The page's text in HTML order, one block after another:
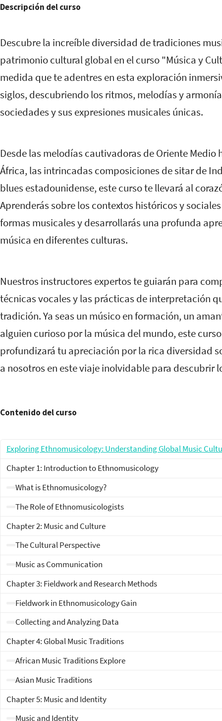
Descripción del curso
Descubre la increíble diversidad de tradiciones
patrimonio cultural global en el curso "Música y
medida que te adentres en esta exploración
siglos, descubriendo los ritmos, melodías y
sociedades y sus expresiones musicales únicas.
Desde las melodías cautivadoras de Oriente
África, las intrincadas composiciones de sitar de
blues estadounidense, este curso te llevará al
Aprenderás sobre los contextos históricos y
formas musicales y desarrollarás una profunda
música en diferentes culturas.
Nuestros instructores expertos te guiarán para
técnicas vocales y las prácticas de interpretación
tradición. Ya seas un músico en formación, un
alguien curioso por la música del mundo, este
profundizará tu apreciación por la rica diversidad
a nosotros en este viaje inolvidable para descubrir
Contenido del curso
Exploring Ethnomusicology: Understanding Global Music
Chapter 1: Introduction to Ethnomusicology
What is Ethnomusicology?
The Role of Ethnomusicologists
Chapter 2: Music and Culture
The Cultural Perspective
Music as Communication
Chapter 3: Fieldwork and Research Methods
Fieldwork in Ethnomusicology Gain
Collecting and Analyzing Data
Chapter 4: Global Music Traditions
African Music Traditions Explore
Asian Music Traditions
Chapter 5: Music and Identity
Music and Identity